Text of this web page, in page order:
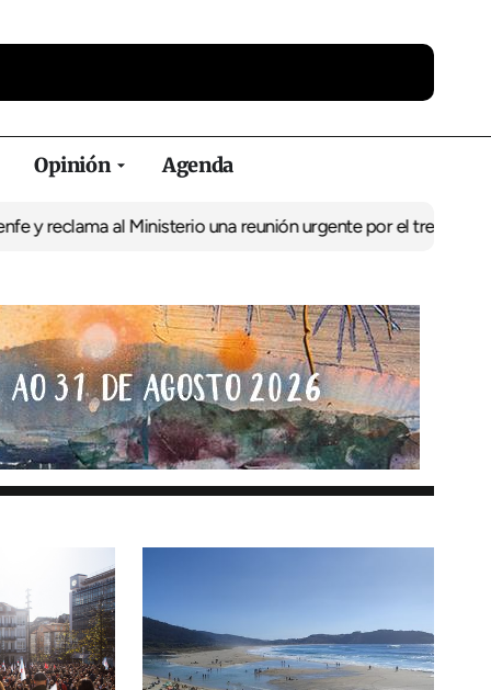
Opinión Agenda
al Ministerio una reunión urgente por el trenEl BNG exige la